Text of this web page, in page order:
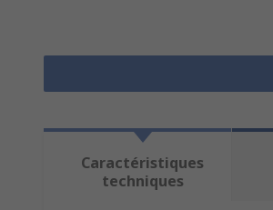
Caractéristiques
techniques